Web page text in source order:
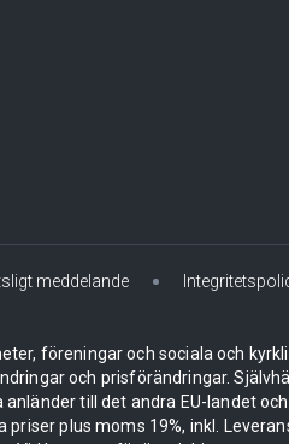
meddelande
föreningar och sociala och
och prisförändringar.
till det andra EU-landet
priser plus moms 19%, inkl.